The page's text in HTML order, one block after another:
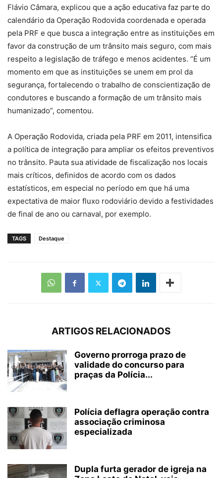
Flávio Câmara, explicou que a ação educativa faz parte do
calendário da Operação Rodovida coordenada e operada
pela PRF e que busca a integração entre as instituições em
favor da construção de um trânsito mais seguro, com mais
respeito a legislação de tráfego e menos acidentes. “É um
momento em que as instituições se unem em prol da
segurança, fortalecendo o trabalho de conscientização de
condutores e buscando a formação de um trânsito mais
humanizado”, comentou.
A Operação Rodovida, criada pela PRF em 2011, intensifica
a política de integração para ampliar os efeitos preventivos
no trânsito. Pauta sua atividade de fiscalização nos locais
mais críticos, definidos de acordo com os dados
estatísticos, em especial no período em que há uma
expectativa de maior fluxo rodoviário devido a festividades
de final de ano ou carnaval, por exemplo.
TAGS Destaque
ARTIGOS RELACIONADOS
Governo prorroga prazo de
validade do concurso para
praças da Polícia...
Polícia deflagra operação contra
associação criminosa
especializada
Dupla furta gerador de igreja na